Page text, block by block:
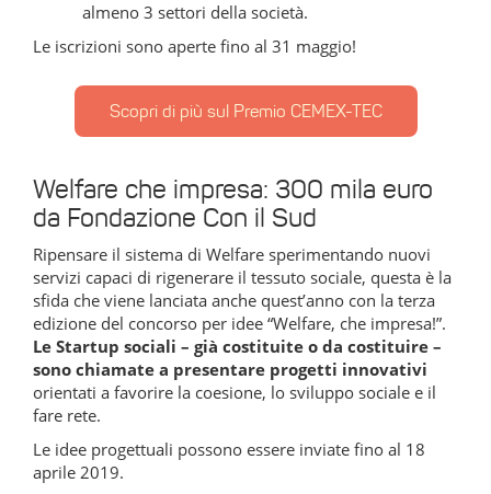
almeno 3 settori della società.
Le iscrizioni sono aperte fino al 31 maggio!
Scopri di più sul Premio CEMEX-TEC
Welfare che impresa: 300 mila euro
da Fondazione Con il Sud
Ripensare il sistema di Welfare sperimentando nuovi
servizi capaci di rigenerare il tessuto sociale, questa è la
sfida che viene lanciata anche quest’anno con la terza
edizione del concorso per idee “Welfare, che impresa!”.
Le Startup sociali – già costituite o da costituire –
sono chiamate a presentare progetti innovativi
orientati a favorire la coesione, lo sviluppo sociale e il
fare rete.
Le idee progettuali possono essere inviate fino al 18
aprile 2019.